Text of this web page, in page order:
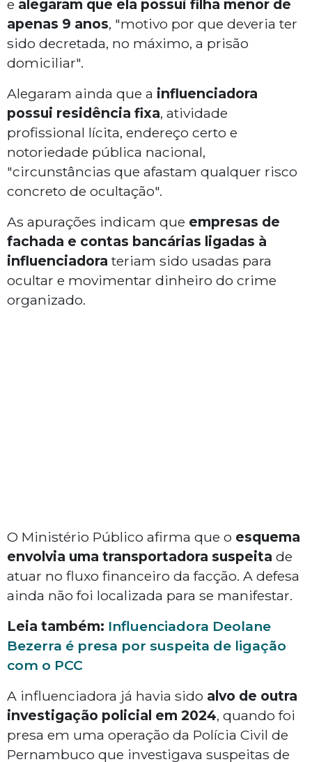
e alegaram que ela possui filha menor de
apenas 9 anos, "motivo por que deveria ter
sido decretada, no máximo, a prisão
domiciliar".
Alegaram ainda que a influenciadora
possui residência fixa, atividade
profissional lícita, endereço certo e
notoriedade pública nacional,
"circunstâncias que afastam qualquer risco
concreto de ocultação".
As apurações indicam que empresas de
fachada e contas bancárias ligadas à
influenciadora teriam sido usadas para
ocultar e movimentar dinheiro do crime
organizado.
O Ministério Público afirma que o esquema
envolvia uma transportadora suspeita de
atuar no fluxo financeiro da facção. A defesa
ainda não foi localizada para se manifestar.
Leia também: Influenciadora Deolane
Bezerra é presa por suspeita de ligação
com o PCC
A influenciadora já havia sido alvo de outra
investigação policial em 2024, quando foi
presa em uma operação da Polícia Civil de
Pernambuco que investigava suspeitas de